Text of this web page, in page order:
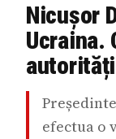
Nicușor
Ucraina.
efectua o